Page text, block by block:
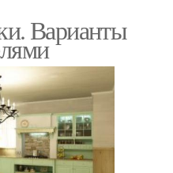
Варианты